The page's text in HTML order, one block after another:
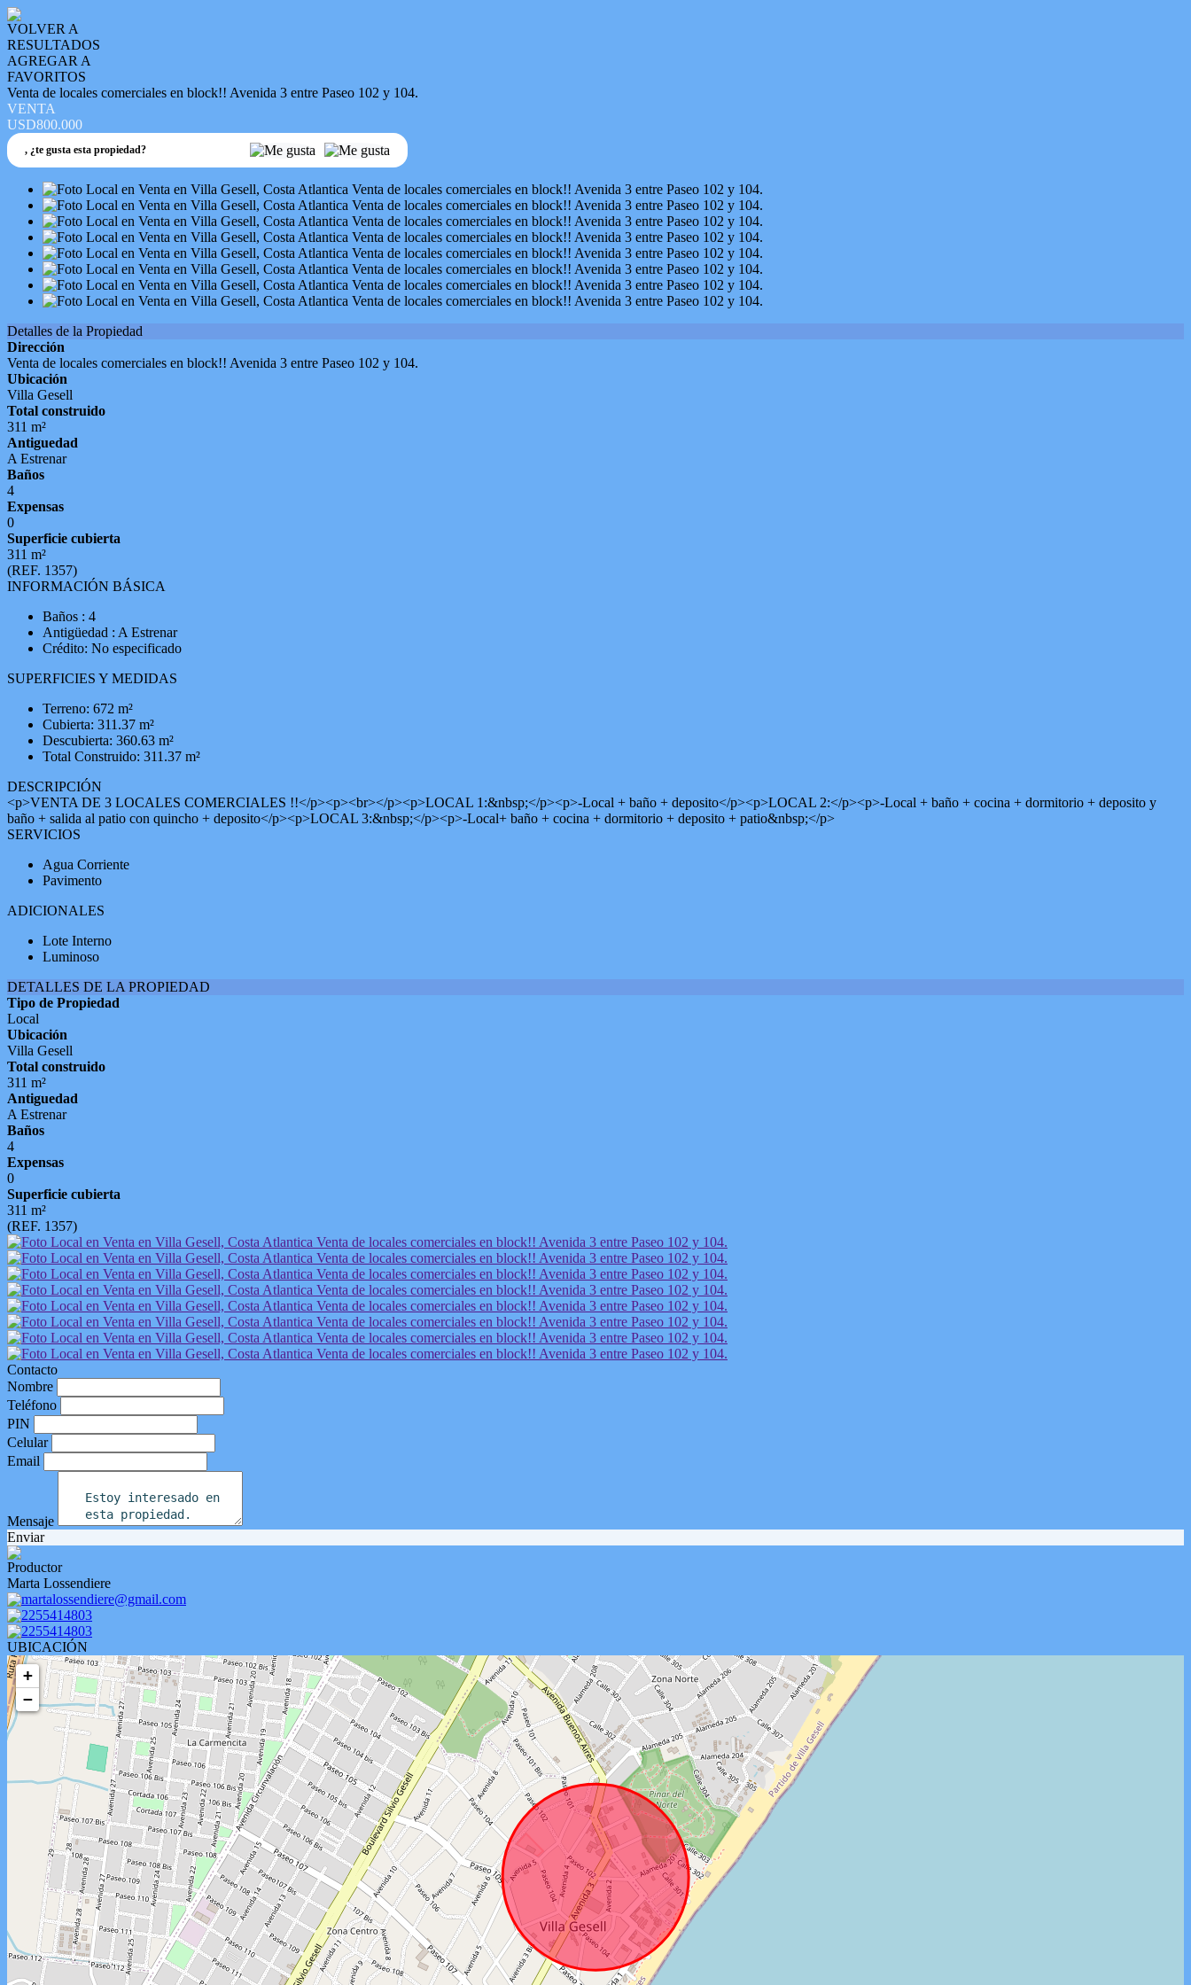
VOLVER A
RESULTADOS
AGREGAR A
FAVORITOS
Venta de locales comerciales en block!! Avenida 3 entre Paseo 102 y 104.
VENTA
USD800.000
, ¿te gusta esta propiedad?
Detalles de la Propiedad
Dirección
Venta de locales comerciales en block!! Avenida 3 entre Paseo 102 y 104.
Ubicación
Villa Gesell
Total construido
311 m²
Antiguedad
A Estrenar
Baños
4
Expensas
0
Superficie cubierta
311 m²
(REF. 1357)
INFORMACIÓN BÁSICA
Baños : 4
Antigüedad : A Estrenar
Crédito: No especificado
SUPERFICIES Y MEDIDAS
Terreno: 672 m²
Cubierta: 311.37 m²
Descubierta: 360.63 m²
Total Construido: 311.37 m²
DESCRIPCIÓN
<p>VENTA DE 3 LOCALES COMERCIALES !!</p><p><br></p><p>LOCAL 1:&nbsp;</p><p>-Local + baño + deposito</p><p>LOCAL 2:</p><p>-Local + baño + cocina + dormitorio + deposito y
baño + salida al patio con quincho + deposito</p><p>LOCAL 3:&nbsp;</p><p>-Local+ baño + cocina + dormitorio + deposito + patio&nbsp;</p>
SERVICIOS
Agua Corriente
Pavimento
ADICIONALES
Lote Interno
Luminoso
DETALLES DE LA PROPIEDAD
Tipo de Propiedad
Local
Ubicación
Villa Gesell
Total construido
311 m²
Antiguedad
A Estrenar
Baños
4
Expensas
0
Superficie cubierta
311 m²
(REF. 1357)
Contacto
Nombre
Teléfono
PIN
Celular
Email
Mensaje
Enviar
Productor
Marta Lossendiere
martalossendiere@gmail.com
2255414803
2255414803
UBICACIÓN
+
−